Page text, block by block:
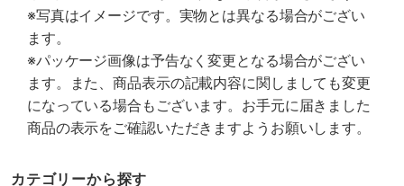
※写真はイメージです。実物とは異なる場合がござい
ます。
※パッケージ画像は予告なく変更となる場合がござい
ます。また、商品表示の記載内容に関しましても変更
になっている場合もございます。お手元に届きました
商品の表示をご確認いただきますようお願いします。
カテゴリーから探す